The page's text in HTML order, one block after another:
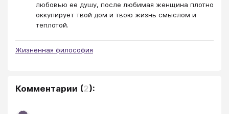
любовью ее душу, после любимая женщина плотно
оккупирует твой дом и твою жизнь смыслом и
теплотой.
Жизненная философия
Комментарии (2):